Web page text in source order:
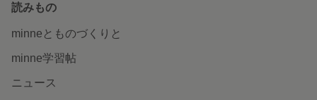
読みもの
minneとものづくりと
minne学習帖
ニュース